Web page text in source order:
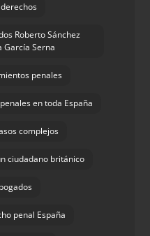
Roberto Sánchez
García Serna
penales
en toda España
complejos
ciudadano británico
penal España